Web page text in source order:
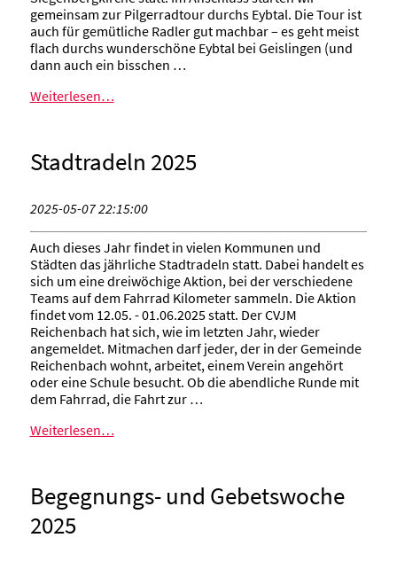
gemeinsam zur Pilgerradtour durchs Eybtal. Die Tour ist
auch für gemütliche Radler gut machbar – es geht meist
flach durchs wunderschöne Eybtal bei Geislingen (und
dann auch ein bisschen …
Weiterlesen…
Stadtradeln 2025
2025-05-07 22:15:00
Auch dieses Jahr findet in vielen Kommunen und
Städten das jährliche Stadtradeln statt. Dabei handelt es
sich um eine dreiwöchige Aktion, bei der verschiedene
Teams auf dem Fahrrad Kilometer sammeln. Die Aktion
findet vom 12.05. - 01.06.2025 statt. Der CVJM
Reichenbach hat sich, wie im letzten Jahr, wieder
angemeldet. Mitmachen darf jeder, der in der Gemeinde
Reichenbach wohnt, arbeitet, einem Verein angehört
oder eine Schule besucht. Ob die abendliche Runde mit
dem Fahrrad, die Fahrt zur …
Weiterlesen…
Begegnungs- und Gebetswoche
2025